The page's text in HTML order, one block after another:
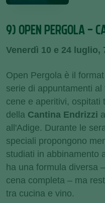
9) OPEN PERGOLA -
Venerdì 10 e 24 luglio,
Open Pergola è il
serie di appuntamenti
cene e aperitivi, ospitati
della Cantina Endrizzi
all'Adige. Durante le
speciali propongono
studiati in abbinamento
ha una formula diversa
cena completa – ma
tra cucina e vino.